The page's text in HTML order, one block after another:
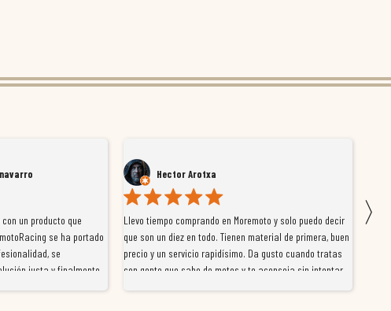
un producto que
se ha portado
se
justa y finalmente
Hector Arotxa
Llevo tiempo comprando en Moremoto y solo puedo decir
que son un diez en todo. Tienen material de primera, buen
precio y un servicio rapidísimo. Da gusto cuando tratas
con gente que sabe de motos y te aconseja sin intentar
〉